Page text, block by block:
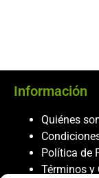
Información
Quiénes
Política de
Términos y